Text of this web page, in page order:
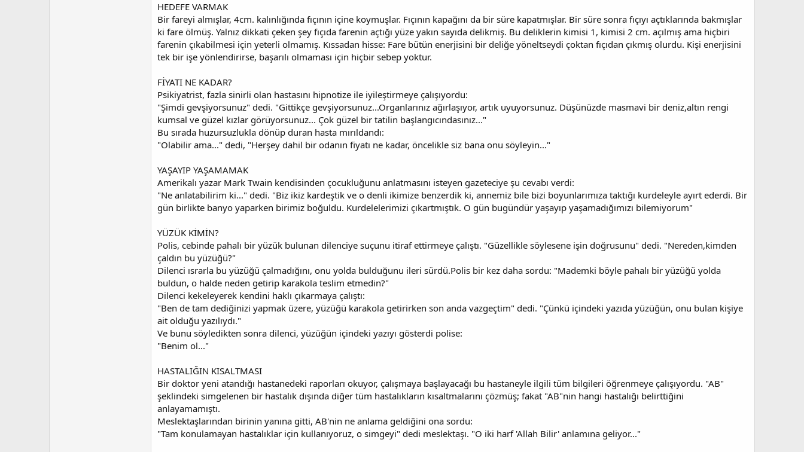
HEDEFE VARMAK
Bir fareyi almışlar, 4cm. kalınlığında fıçının içine koymuşlar. Fıçının kapağını da bir süre kapatmışlar. Bir süre sonra fıçıyı açtıklarında bakmışlar
ki fare ölmüş. Yalnız dikkati çeken şey fıçıda farenin açtığı yüze yakın sayıda delikmiş. Bu deliklerin kimisi 1, kimisi 2 cm. açılmış ama hiçbiri
farenin çıkabilmesi için yeterli olmamış. Kıssadan hisse: Fare bütün enerjisini bir deliğe yöneltseydi çoktan fıçıdan çıkmış olurdu. Kişi enerjisini
tek bir işe yönlendirirse, başarılı olmaması için hiçbir sebep yoktur.
FİYATI NE KADAR?
Psikiyatrist, fazla sinirli olan hastasını hipnotize ile iyileştirmeye çalışıyordu:
"Şimdi gevşiyorsunuz" dedi. "Gittikçe gevşiyorsunuz...Organlarınız ağırlaşıyor, artık uyuyorsunuz. Düşünüzde masmavi bir deniz,altın rengi
kumsal ve güzel kızlar görüyorsunuz... Çok güzel bir tatilin başlangıcındasınız..."
Bu sırada huzursuzlukla dönüp duran hasta mırıldandı:
"Olabilir ama..." dedi, "Herşey dahil bir odanın fiyatı ne kadar, öncelikle siz bana onu söyleyin..."
YAŞAYIP YAŞAMAMAK
Amerikalı yazar Mark Twain kendisinden çocukluğunu anlatmasını isteyen gazeteciye şu cevabı verdi:
"Ne anlatabilirim ki..." dedi. "Biz ikiz kardeştik ve o denli ikimize benzerdik ki, annemiz bile bizi boyunlarımıza taktığı kurdeleyle ayırt ederdi. Bir
gün birlikte banyo yaparken birimiz boğuldu. Kurdelelerimizi çıkartmıştık. O gün bugündür yaşayıp yaşamadığımızı bilemiyorum"
YÜZÜK KİMİN?
Polis, cebinde pahalı bir yüzük bulunan dilenciye suçunu itiraf ettirmeye çalıştı. "Güzellikle söylesene işin doğrusunu" dedi. "Nereden,kimden
çaldın bu yüzüğü?"
Dilenci ısrarla bu yüzüğü çalmadığını, onu yolda bulduğunu ileri sürdü.Polis bir kez daha sordu: "Mademki böyle pahalı bir yüzüğü yolda
buldun, o halde neden getirip karakola teslim etmedin?"
Dilenci kekeleyerek kendini haklı çıkarmaya çalıştı:
"Ben de tam dediğinizi yapmak üzere, yüzüğü karakola getirirken son anda vazgeçtim" dedi. "Çünkü içindeki yazıda yüzüğün, onu bulan kişiye
ait olduğu yazılıydı."
Ve bunu söyledikten sonra dilenci, yüzüğün içindeki yazıyı gösterdi polise:
"Benim ol..."
HASTALIĞIN KISALTMASI
Bir doktor yeni atandığı hastanedeki raporları okuyor, çalışmaya başlayacağı bu hastaneyle ilgili tüm bilgileri öğrenmeye çalışıyordu. "AB"
şeklindeki simgelenen bir hastalık dışında diğer tüm hastalıkların kısaltmalarını çözmüş; fakat "AB"nin hangi hastalığı belirttiğini
anlayamamıştı.
Meslektaşlarından birinin yanına gitti, AB'nin ne anlama geldiğini ona sordu:
"Tam konulamayan hastalıklar için kullanıyoruz, o simgeyi" dedi meslektaşı. "O iki harf 'Allah Bilir' anlamına geliyor..."